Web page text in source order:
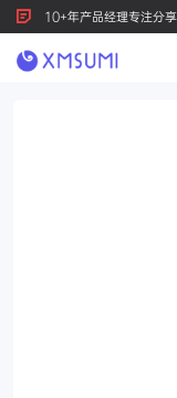
10+年产品经理专注分
产品创新，按 Ctrl+D